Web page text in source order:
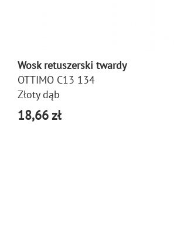
Wosk retuszerski twardy
OTTIMO C13 134
Złoty dąb
18,66 zł